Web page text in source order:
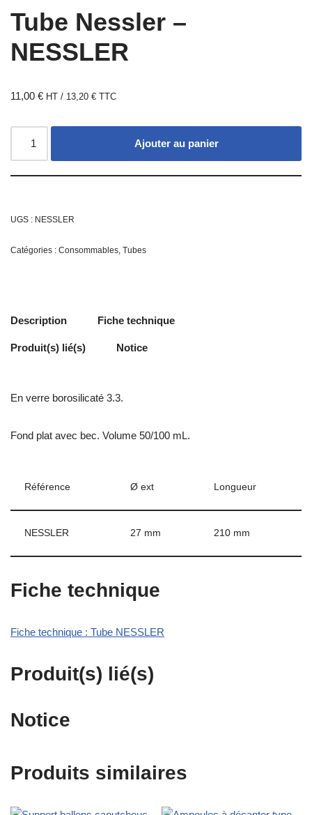
Tube Nessler –
NESSLER
11,00 € HT / 13,20 € TTC
Ajouter au panier
UGS : NESSLER
Catégories : Consommables, Tubes
Description Fiche technique
Produit(s) lié(s) Notice
En verre borosilicaté 3.3.
Fond plat avec bec. Volume 50/100 mL.
Référence Ø ext Longueur
NESSLER 27 mm 210 mm
Fiche technique
Fiche technique : Tube NESSLER
Produit(s) lié(s)
Notice
Produits similaires